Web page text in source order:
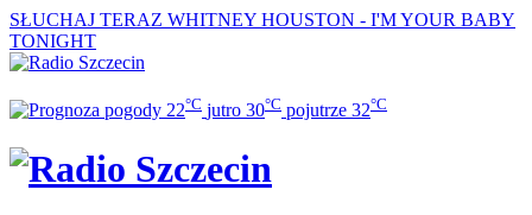
SŁUCHAJ TERAZ WHITNEY HOUSTON - I'M YOUR BABY
TONIGHT
22°C jutro 30°C pojutrze 32°C